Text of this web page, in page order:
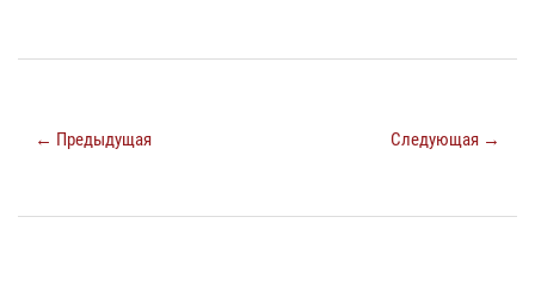
← Предыдущая Следующая →